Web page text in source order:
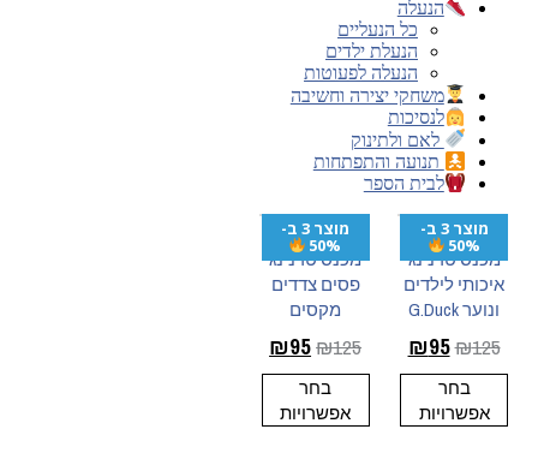
הנעלה
כל הנעליים
הנעלת ילדים
הנעלה לפעוטות
משחקי יצירה וחשיבה
לנסיכות
לאם ולתינוק
תנועה והתפתחות
לבית הספר
מוצר 3 ב-
50%
מכנס טרנינג
איכותי לילדים
ונוער G.Duck
₪125
₪95
בחר
אפשרויות
מוצר 3 ב-
50%
מכנס טרנינג
פסים צדדים
מקסים
₪125
₪95
בחר
אפשרויות